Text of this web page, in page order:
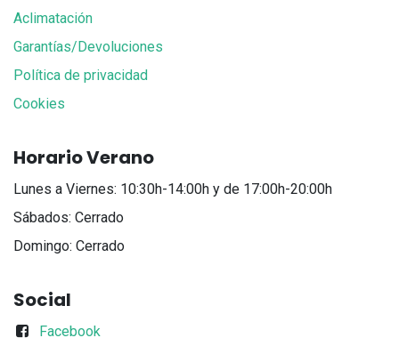
Aclimatación
Garantías/Devoluciones
Política de privacidad
Cookies
Horario Verano
Lunes a Viernes: 10:30h-14:00h y de 17:00h-20:00h
Sábados: Cerrado
Domingo: Cerrado
Social
Facebook